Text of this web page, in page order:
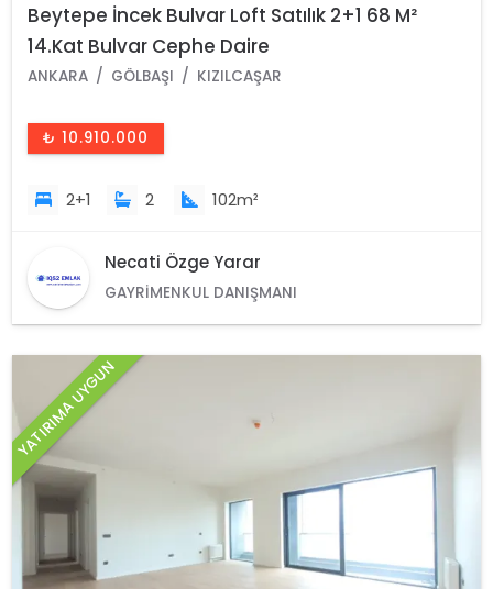
Beytepe İncek Bulvar Loft Satılık 2+1 68 M²
14.Kat Bulvar Cephe Daire
ANKARA GÖLBAŞI KIZILCAŞAR
₺ 10.910.000
2+1 2 102m²
Necati Özge Yarar
GAYRIMENKUL DANIŞMANI
YATIRIMA UYGUN